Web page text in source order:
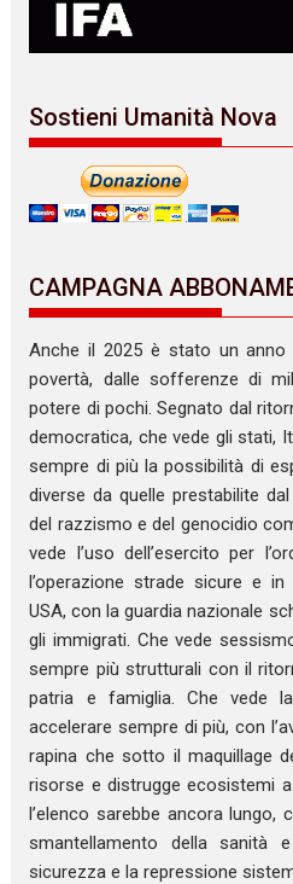
Sostieni Umanità Nova
CAMPAGNA
Anche il 2025 è stato un anno
povertà, dalle sofferenze di
potere di pochi. Segnato dal
democratica, che vede gli stati,
sempre di più la possibilità di
diverse da quelle prestabilite
del razzismo e del genocidio
vede l’uso dell’esercito per
l’operazione strade sicure e
USA, con la guardia nazionale
gli immigrati. Che vede
sempre più strutturali con il
patria e famiglia. Che vede
accelerare sempre di più, con
rapina che sotto il maquillage
risorse e distrugge ecosistemi
l’elenco sarebbe ancora lungo,
smantellamento della sanità
sicurezza e la repressione